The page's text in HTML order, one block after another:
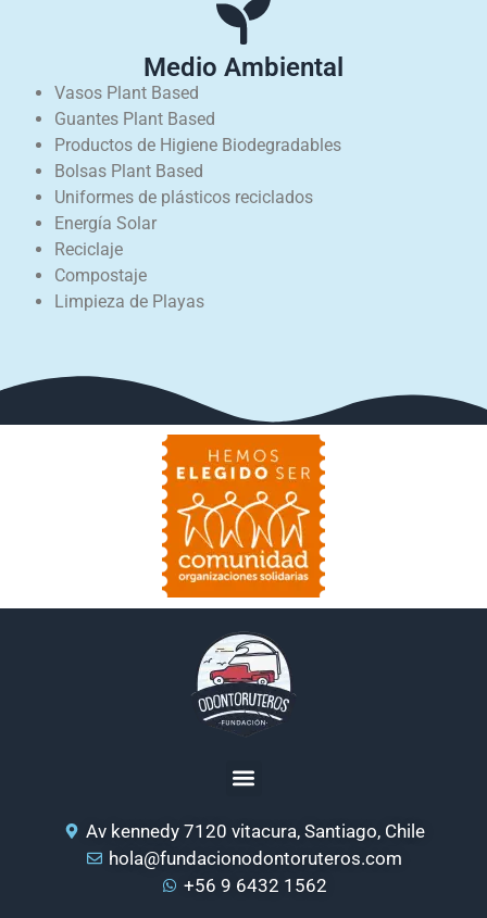
Medio Ambiental
Vasos Plant Based
Guantes Plant Based
Productos de Higiene Biodegradables
Bolsas Plant Based
Uniformes de plásticos reciclados
Energía Solar
Reciclaje
Compostaje
Limpieza de Playas
Av kennedy 7120 vitacura, Santiago, Chile
hola@fundacionodontoruteros.com
+56 9 6432 1562